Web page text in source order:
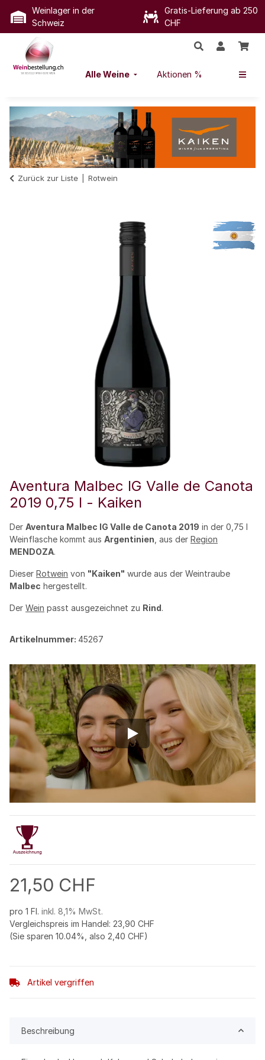
Weinlager in der
Schweiz
Gratis-Lieferung ab 250
CHF
Alle Weine Aktionen %
Zurück zur Liste Rotwein
Aventura Malbec IG Valle de Canota
2019 0,75 l - Kaiken
Der Aventura Malbec IG Valle de Canota 2019 in der 0,75 l
Weinflasche kommt aus Argentinien , aus der Region
MENDOZA.
Dieser Rotwein von "Kaiken" wurde aus der Weintraube
Malbec hergestellt.
Der Wein passt ausgezeichnet zu Rind.
Artikelnummer: 45267
21,50 CHF
pro 1 Fl. inkl. 8,1% MwSt.
Vergleichspreis im Handel: 23,90 CHF
(Sie sparen 10.04% , also 2,40 CHF)
Artikel vergriffen
Beschreibung